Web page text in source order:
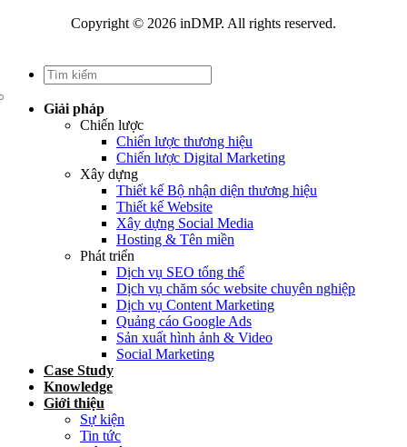
Copyright © 2026 inDMP. All rights reserved.
Giải pháp
Chiến lược
Chiến lược thương hiệu
Chiến lược Digital Marketing
Xây dựng
Thiết kế Bộ nhận diện thương hiệu
Thiết kế Website
Xây dựng Social Media
Hosting & Tên miền
Phát triển
Dịch vụ SEO tổng thể
Dịch vụ chăm sóc website chuyên nghiệp
Dịch vụ Content Marketing
Quảng cáo Google Ads
Sản xuất hình ảnh & Video
Social Marketing
Case Study
Knowledge
Giới thiệu
Sự kiện
Tin tức